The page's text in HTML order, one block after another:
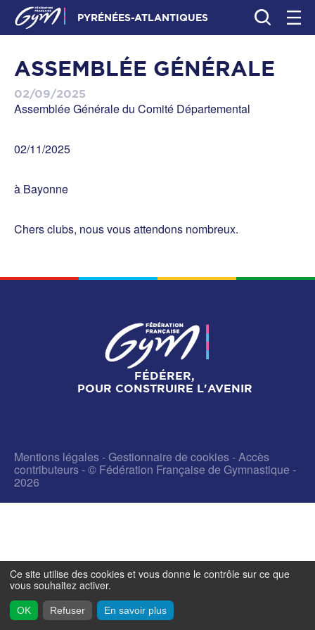
PYRÉNÉES-ATLANTIQUES
ASSEMBLÉE GÉNÉRALE
02/09/2025
Assemblée Générale du Comité Départemental
02/11/2025
à Bayonne
Chers clubs, nous vous attendons nombreux.
FÉDÉRER,
POUR CONSTRUIRE L'AVENIR
Mentions légales-Gestionnaire de cookies-Accès
contributeurs- © Fédération Française de Gymnastique -
2026
Ce site utilise des cookies et vous donne le contrôle sur ce que
vous souhaitez activer.
OK Refuser En savoir plus